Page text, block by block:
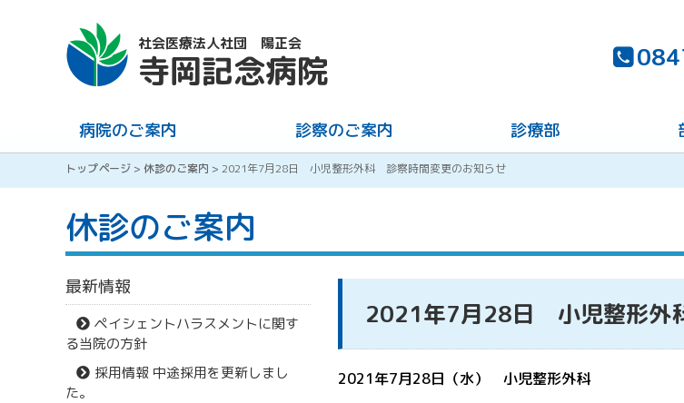
社会医療法人社団 陽正会
寺岡記念病院
病院のご案内 診察のご案内 診療部
トップページ > 休診のご案内 > 2021年7月28日 小児整形外科 診察時間変更のお知らせ
休診のご案内
2021年7月28日 小児整形外
2021年7月28日（水） 小児整形外科
最新情報
ペイシェントハラスメントに関す
る当院の方針
採用情報 中途採用を更新しまし
た。